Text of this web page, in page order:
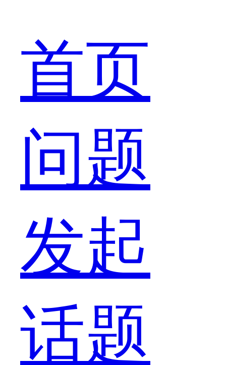
有
神
仙
吗？
首页
问题
发起
话题